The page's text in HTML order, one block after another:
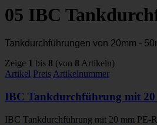
05 IBC
Tankdurchführungen von 20mm -
Zeige 1 bis 8 (von 8 Artikeln)
Artikel Preis Artikelnummer
IBC Tankdurchführung mit 20
IBC Tankdurchführung mit 20 mm PE-